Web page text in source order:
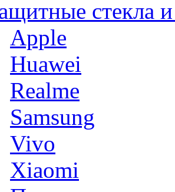
стекла
Apple
Huawei
Realme
Samsung
Vivo
Xiaomi